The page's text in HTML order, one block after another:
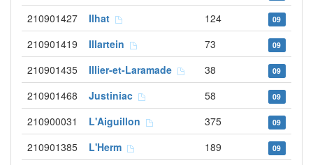
210901427 Ilhat 124 09
210901419 Illartein 73 09
210901435 Illier-et-Laramade 38 09
210901468 Justiniac 58 09
210900031 L'Aiguillon 375 09
210901385 L'Herm 189 09